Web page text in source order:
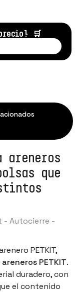
🛒
areneros
que
- Autocierre -
PETKIT,
PETKIT.
duradero, con
el contenido